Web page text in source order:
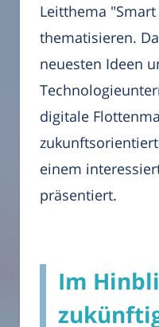
Leitthema
thematisieren.
neuesten Ideen
digitale
einem
präsentiert.
Im